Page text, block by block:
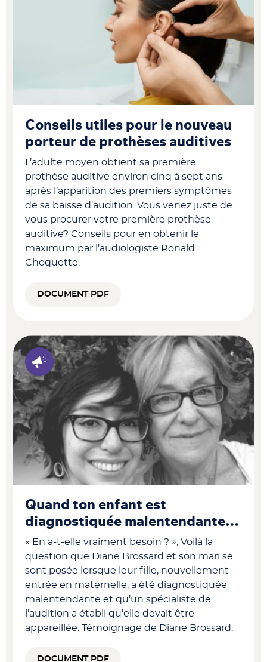
Conseils utiles pour le nouveau
porteur de prothèses auditives
L’adulte moyen obtient sa première
prothèse auditive environ cinq à sept ans
après l’apparition des premiers symptômes
de sa baisse d’audition. Vous venez juste de
vous procurer votre première prothèse
auditive? Conseils pour en obtenir le
maximum par l’audiologiste Ronald
Choquette.
DOCUMENT PDF
Quand ton enfant est
diagnostiquée malentendante…
« En a-t-elle vraiment besoin ? », Voilà la
question que Diane Brossard et son mari se
sont posée lorsque leur fille, nouvellement
entrée en maternelle, a été diagnostiquée
malentendante et qu’un spécialiste de
l’audition a établi qu’elle devait être
appareillée. Témoignage de Diane Brossard.
DOCUMENT PDF